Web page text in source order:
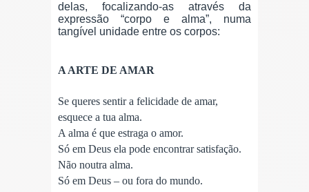
delas, focalizando-as através da
expressão “corpo e alma”, numa
tangível unidade entre os corpos:
A ARTE DE AMAR
Se queres sentir a felicidade de amar,
esquece a tua alma.
A alma é que estraga o amor.
Só em Deus ela pode encontrar satisfação.
Não noutra alma.
Só em Deus – ou fora do mundo.